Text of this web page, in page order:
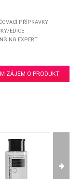
PŘÍPRAVKY
EDICE
EXPERT
ZÁJEM O PRODUKT